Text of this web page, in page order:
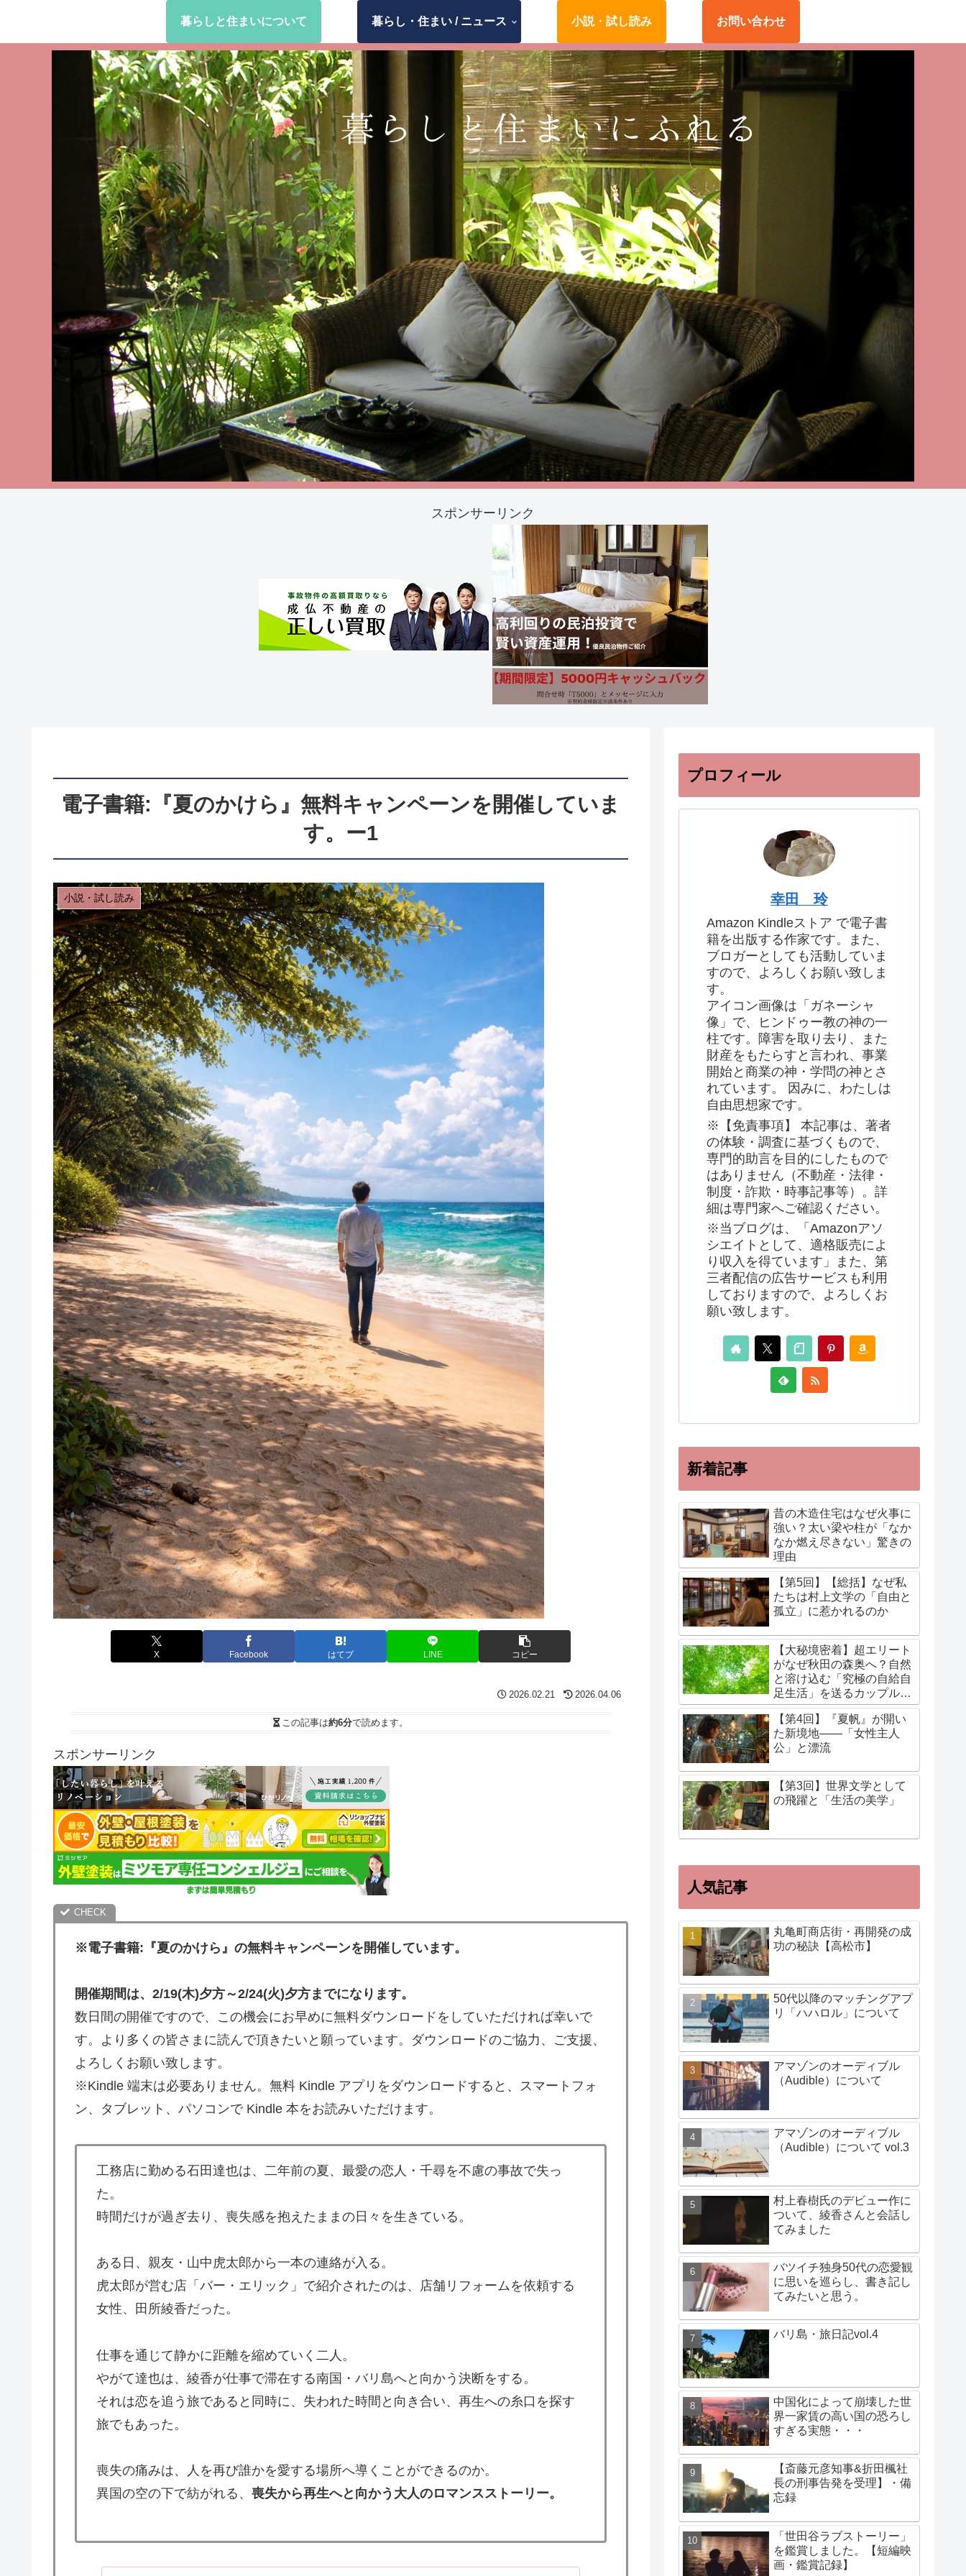
暮らしと住まいについて 暮らし・住まい / ニュース 小説・試し読み お問い合わせ
スポンサーリンク
電子書籍:『夏のかけら』無料キャンペーンを開催していま
す。ー1
小説・試し読み
X Facebook はてブ LINE コピー
2026.02.21 2026.04.06
この記事は約6分で読めます。
スポンサーリンク
※電子書籍:『夏のかけら』の無料キャンペーンを開催しています。
開催期間は、2/19(木)夕方～2/24(火)夕方までになります。
数日間の開催ですので、この機会にお早めに無料ダウンロードをしていただければ幸いで
す。より多くの皆さまに読んで頂きたいと願っています。ダウンロードのご協力、ご支援、
よろしくお願い致します。
※Kindle 端末は必要ありません。無料 Kindle アプリをダウンロードすると、スマートフォ
ン、タブレット、パソコンで Kindle 本をお読みいただけます。
工務店に勤める石田達也は、二年前の夏、最愛の恋人・千尋を不慮の事故で失っ
た。
時間だけが過ぎ去り、喪失感を抱えたままの日々を生きている。
ある日、親友・山中虎太郎から一本の連絡が入る。
虎太郎が営む店「バー・エリック」で紹介されたのは、店舗リフォームを依頼する
女性、田所綾香だった。
仕事を通じて静かに距離を縮めていく二人。
やがて達也は、綾香が仕事で滞在する南国・バリ島へと向かう決断をする。
それは恋を追う旅であると同時に、失われた時間と向き合い、再生への糸口を探す
旅でもあった。
喪失の痛みは、人を再び誰かを愛する場所へ導くことができるのか。
異国の空の下で紡がれる、 喪失から再生へと向かう大人のロマンスストーリー。
プロフィール
幸田 玲
Amazon Kindleストア で電子書
籍を出版する作家です。また、
ブロガーとしても活動していま
すので、よろしくお願い致しま
す。
アイコン画像は「ガネーシャ
像」で、ヒンドゥー教の神の一
柱です。障害を取り去り、また
財産をもたらすと言われ、事業
開始と商業の神・学問の神とさ
れています。 因みに、わたしは
自由思想家です。
※【免責事項】 本記事は、著者
の体験・調査に基づくもので、
専門的助言を目的にしたもので
はありません（不動産・法律・
制度・詐欺・時事記事等）。詳
細は専門家へご確認ください。
※当ブログは、「Amazonアソ
シエイトとして、適格販売によ
り収入を得ています」また、第
三者配信の広告サービスも利用
しておりますので、よろしくお
願い致します。
新着記事
昔の木造住宅はなぜ火事に
強い？太い梁や柱が「なか
なか燃え尽きない」驚きの
理由
【第5回】【総括】なぜ私
たちは村上文学の「自由と
孤立」に惹かれるのか
【大秘境密着】超エリート
がなぜ秋田の森奥へ？自然
と溶け込む「究極の自給自
足生活」を送るカップルに
迫る！
【第4回】『夏帆』が開い
た新境地——「女性主人
公」と漂流
【第3回】世界文学として
の飛躍と「生活の美学」
人気記事
丸亀町商店街・再開発の成
功の秘訣【高松市】
50代以降のマッチングアプ
リ「ハハロル」について
アマゾンのオーディブル
（Audible）について
アマゾンのオーディブル
（Audible）について vol.3
村上春樹氏のデビュー作に
ついて、綾香さんと会話し
てみました
バツイチ独身50代の恋愛観
に思いを巡らし、書き記し
てみたいと思う。
バリ島・旅日記vol.4
中国化によって崩壊した世
界一家賃の高い国の恐ろし
すぎる実態・・・
【斎藤元彦知事&折田楓社
長の刑事告発を受理】・備
忘録
「世田谷ラブストーリー」
を鑑賞しました。【短編映
画・鑑賞記録】